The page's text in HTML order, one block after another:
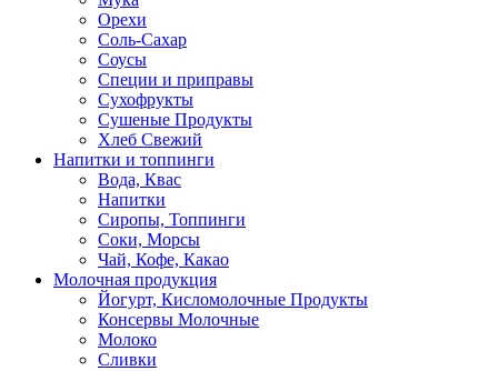
Орехи
Соль-Сахар
Соусы
Специи и приправы
Сухофрукты
Сушеные Продукты
Хлеб Свежий
Напитки и топпинги
Вода, Квас
Напитки
Сиропы, Топпинги
Соки, Морсы
Чай, Кофе, Какао
Молочная продукция
Йогурт, Кисломолочные Продукты
Консервы Молочные
Молоко
Сливки